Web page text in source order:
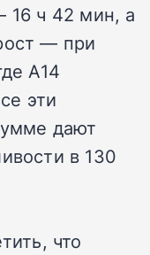
16 ч 42 мин, а
— при
A14
эти
дают
в 130
что